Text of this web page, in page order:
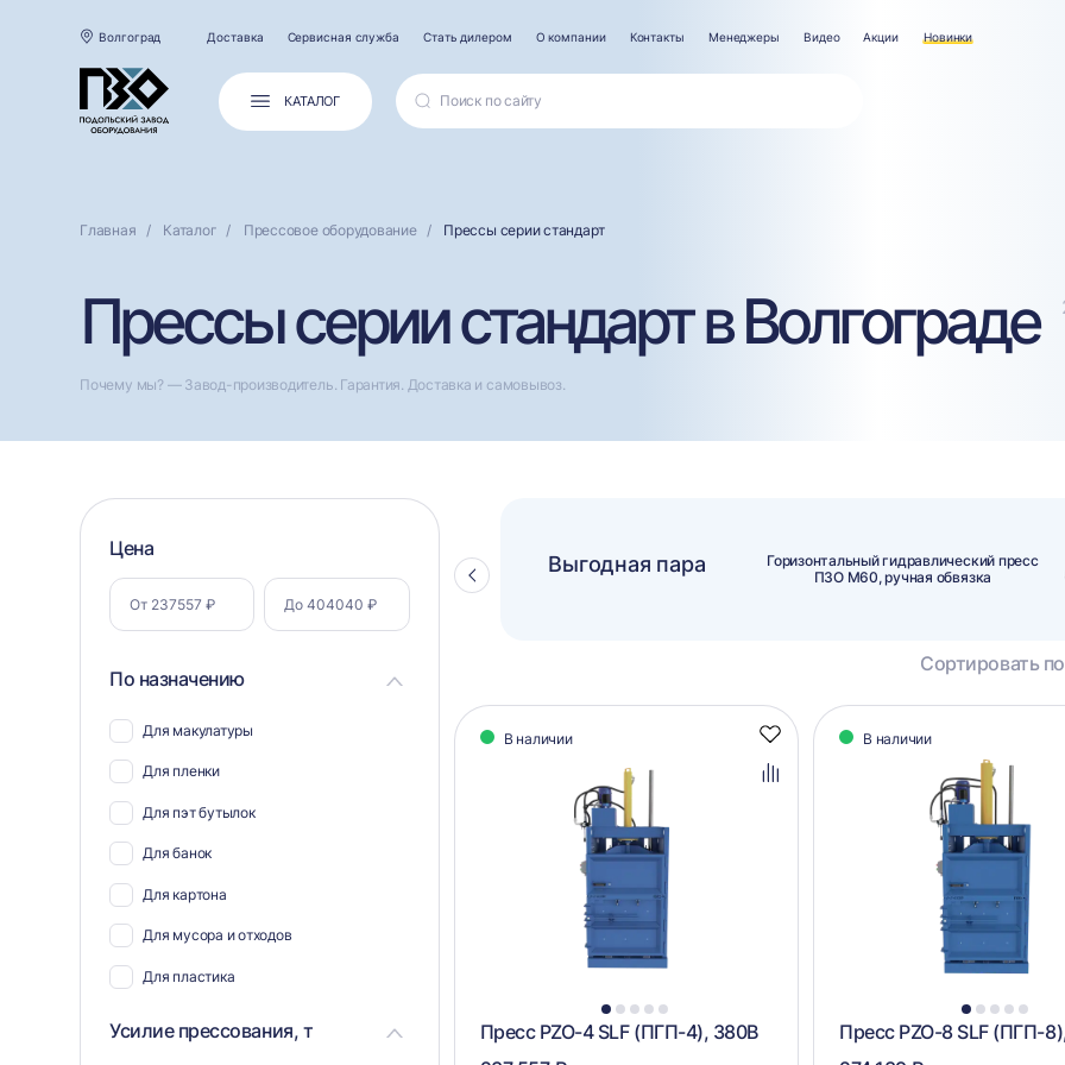
Волгоград Доставка Сервисная служба Стать дилером О компании Контакты Менеджеры Видео Акции Новинки
КАТАЛОГ
Главная Каталог Прессовое оборудование Прессы серии стандарт
Прессы серии стандарт в Волгограде
Почему мы? — Завод-производитель. Гарантия. Доставка и самовывоз.
Фильтр
по
параметрам
Цена
По назначению
Для макулатуры
Для пленки
Для пэт бутылок
Для банок
Для картона
Для мусора и отходов
Для пластика
Усилие прессования, т
Стрелка
Полуавтоматический паллетоупаковщик
ПЗО BPW-2000
Выгодная пара
Горизонтальный гидравлический пресс
ПЗО М60, ручная обвязка
Сортировать
Каталог
В наличии
Добавить
в
избранное
Добавить
1 2 3 4 5
Пресс PZO-4 SLF (ПГП-4), 380В
В наличии
1 2 3 4 5
Пресс PZO-8 SLF (ПГП-